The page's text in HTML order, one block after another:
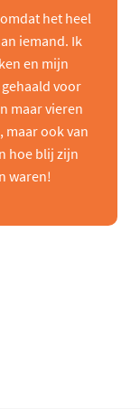
het heel
iemand. Ik
en mijn
voor
maar vieren
maar ook van
hoe blij zijn
waren!